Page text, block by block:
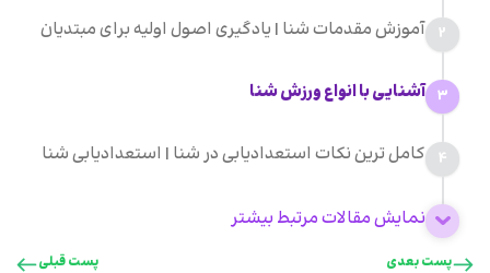
2 آموزش مقدمات شنا | یادگیری اصول اولیه برای مبتدیان
3 آشنایی با انواع ورزش شنا
4 کامل ترین نکات استعدادیابی در شنا | استعدادیابی شنا
نمایش مقالات مرتبط بیشتر
پست بعدی پست قبلی